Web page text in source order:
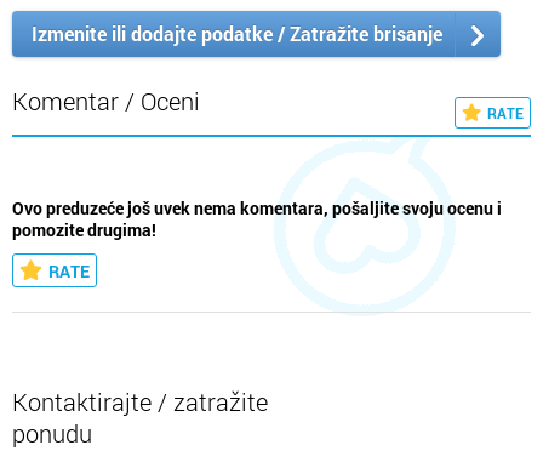
Izmenite ili dodajte podatke / Zatražite brisanje
Komentar / Oceni RATE
Ovo preduzeće još uvek nema komentara, pošaljite svoju ocenu i
pomozite drugima!
RATE
Kontaktirajte / zatražite
ponudu